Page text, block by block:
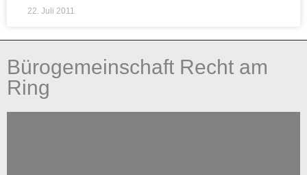
22. Juli 2011
Bürogemeinschaft Recht am
Ring